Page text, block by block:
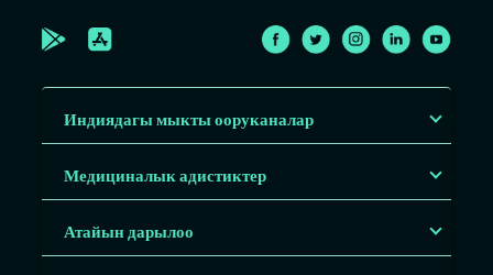
Индиядагы мыкты ооруканалар
Медициналык адистиктер
Атайын дарылоо